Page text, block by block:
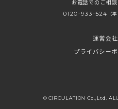
お電話でのご相
0120-933-524 （
運営会社
プライバシー
© CIRCULATION Co.,Ltd.